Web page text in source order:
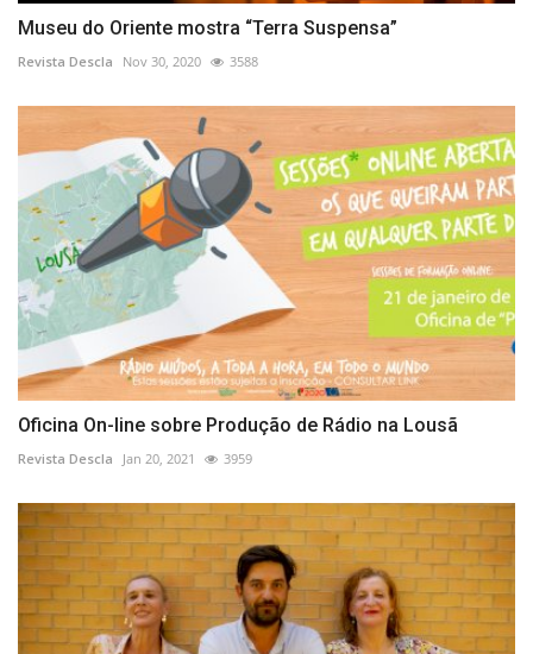
Museu do Oriente mostra “Terra Suspensa”
Revista Descla Nov 30, 2020 3588
Oficina On-line sobre Produção de Rádio na Lousã
Revista Descla Jan 20, 2021 3959